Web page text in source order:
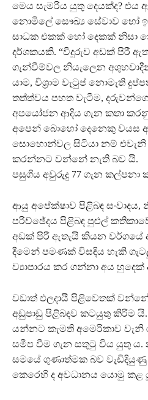
මෙය සැමරිය යුතු දෙයක්ද?
නොමිලේ සෞඛ්‍ය සේවාව හෝ
සාධක එකක් හෝ දෙකක් නිසා
දර්ශකයකි. “වීදුරුව අඩක් පිරී
ගැන්වීම්වල නියැලෙන
යාම, විශ්‍රාම වැටුප් නොමැති
තත්ත්වය පහත වැටීම,
අපයෝජන ආදිය ගැන කතා
අපෙන් බොහෝ දෙනෙකු වයස
සොහොන්වල සිටියා නම් එවැනි
කරන්නට වන්නේ නැති බව යි.
පසුගිය අවුරුදු 77 ගැන කල්පනා
ආයු අපේක්ෂාව පිළිබඳ
පරිච්ඡේදය පිළිබඳ පුළුල්
අඩක් පිරී ඇතැයි කියන වර්ගයේ
දීමෙන් පමණක් විසඳිය හැකි
ව්‍යාපාරය කර ගන්නා අය හුදෙක්
වඩාත් ඵලදායී පිළිවෙතක්
අඩුපාඩු පිළිබඳව කටයුතු කිරීම
යන්නට කැමති අමෙරිකාව වැනි
සමීප වීම ගැන සතුටු විය යුතු ය.
සමයේ ගුණාත්මක බව වැඩිදියුණු
කෙරෙහි ද අවධානය යොමු කළ